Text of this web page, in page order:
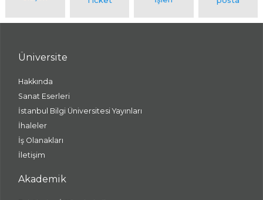
Üniversite
Hakkında
Sanat Eserleri
İstanbul Bilgi Üniversitesi Yayınları
İhaleler
İş Olanakları
İletişim
Akademik